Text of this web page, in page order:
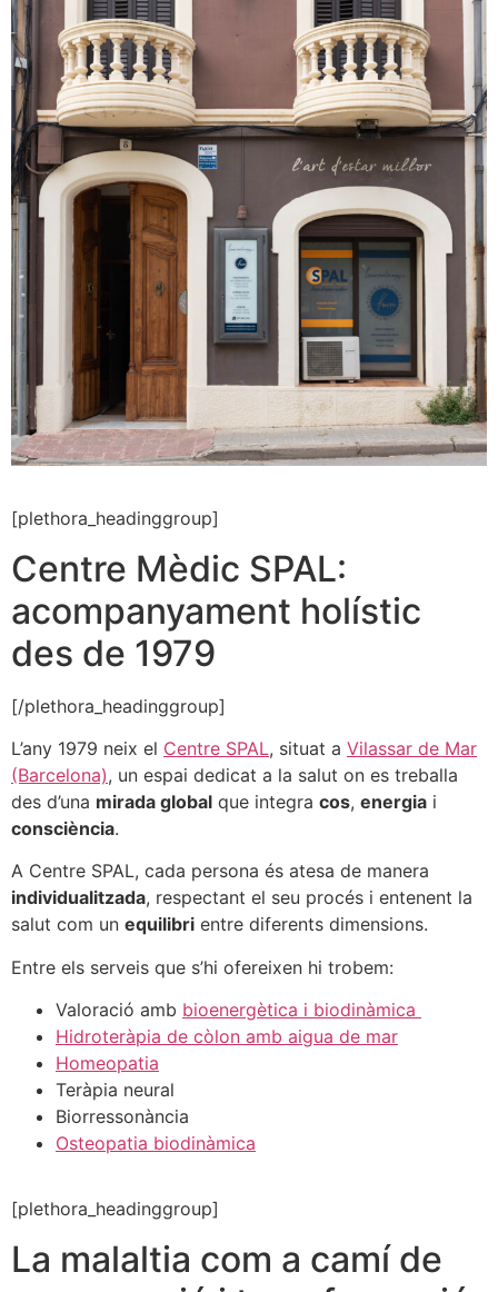
[plethora_headinggroup]
Centre Mèdic SPAL:
acompanyament holístic
des de 1979
[/plethora_headinggroup]
L’any 1979 neix el Centre SPAL, situat a Vilassar de Mar
(Barcelona), un espai dedicat a la salut on es treballa
des d’una mirada global que integra cos, energia i
consciència.
A Centre SPAL, cada persona és atesa de manera
individualitzada, respectant el seu procés i entenent la
salut com un equilibri entre diferents dimensions.
Entre els serveis que s’hi ofereixen hi trobem:
Valoració amb bioenergètica i biodinàmica
Hidroteràpia de còlon amb aigua de mar
Homeopatia
Teràpia neural
Biorressonància
Osteopatia biodinàmica
[plethora_headinggroup]
La malaltia com a camí de